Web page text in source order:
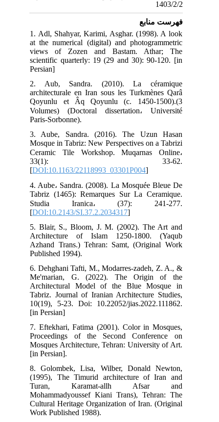
فهرست منابع
1. Adl, Shahyar, Karimi, Asghar. (1998). A look
at the numerical (digital) and photogrammetric
views of Zozen and Bastam. Athar; The
scientific quarterly: 19 (29 and 30): 90-120. [in
2. Aub, Sandra. (2010). La céramique
architecturale en Iran sous les Turkmènes Qarâ
Qoyunlu et Âq Qoyunlu (c. 1450-1500).(3
Volumes) (Doctoral dissertation، Université
Paris-Sorbonne).
3. Aube, Sandra. (2016). The Uzun Hasan
Mosque in Tabriz: New Perspectives on a Tabrizi
Ceramic Tile Workshop. Muqarnas Online،
33(1): 33-62.
[DOI:10.1163/22118993_03301P004
4. Aube، Sandra. (2008). La Mosquée Bleue De
Tabriz (1465): Remarques Sur La Ceramique.
Studia Iranica، (37): 241-277.
[DOI:10.2143/SI.37.2.2034317
5. Blair, S., Bloom, J. M. (2002). The Art and
Architecture of Islam 1250-1800. (Yaqub
Azhand Trans.) Tehran: Samt, (Original Work
Published 1994).
6. Dehghani Tafti, M., Modarres-zadeh, Z. A., &
Me'marian, G. (2022). The Origin of the
Architectural Model of the Blue Mosque in
Tabriz. Journal of Iranian Architecture Studies,
10(19), 5-23. Doi: 10.22052/jias.2022.111862.
[in Persian]
7. Eftekhari, Fatima (2001). Color in Mosques,
Proceedings of the Second Conference on
Mosques Architecture, Tehran: University of Art.
[in Persian].
8. Golombek, Lisa, Wilber, Donald Newton,
(1995), The Timurid architecture of Iran and
Turan, Karamat-allh Afsar and
Mohammadyoussef Kiani Trans), Tehran: The
Cultural Heritage Organization of Iran. (Original
Work Published 1988).